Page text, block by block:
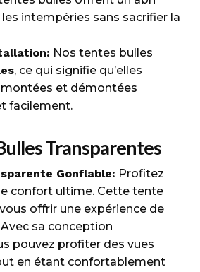
intempéries sans sacrifier la
Nos tentes bulles
, ce qui signifie qu’elles
et démontées
facilement.
Transparentes
Gonflable: Profitez
confort ultime. Cette tente
offrir une expérience de
sa conception
pouvez profiter des vues
en étant confortablement